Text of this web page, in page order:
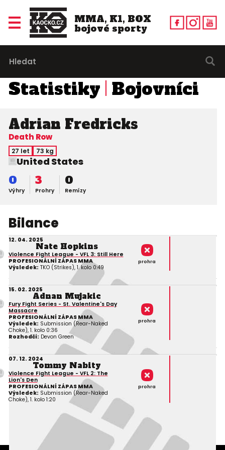
MMA, K1, BOX
bojové sporty
Statistiky Bojovníci
Adrian Fredricks
Death Row
27 let 73 kg
United States
Výhry
0
Prohry
3
Remízy
0
Bilance
12. 04. 2025
Nate Hopkins
Violence Fight League - VFL 3: Still Here
PROFESIONÁLNÍ ZÁPAS MMA
Výsledek: TKO (Strikes), 1. kolo 0:49
prohra
15. 02. 2025
Adnan Mujakic
Fury Fight Series - St. Valentine's Day
Massacre
PROFESIONÁLNÍ ZÁPAS MMA
Výsledek: Submission (Rear-Naked
Choke), 1. kolo 0:36
Rozhodčí: Devon Green
prohra
07. 12. 2024
Tommy Nabity
Violence Fight League - VFL 2: The
Lion's Den
PROFESIONÁLNÍ ZÁPAS MMA
Výsledek: Submission (Rear-Naked
Choke), 1. kolo 1:20
prohra